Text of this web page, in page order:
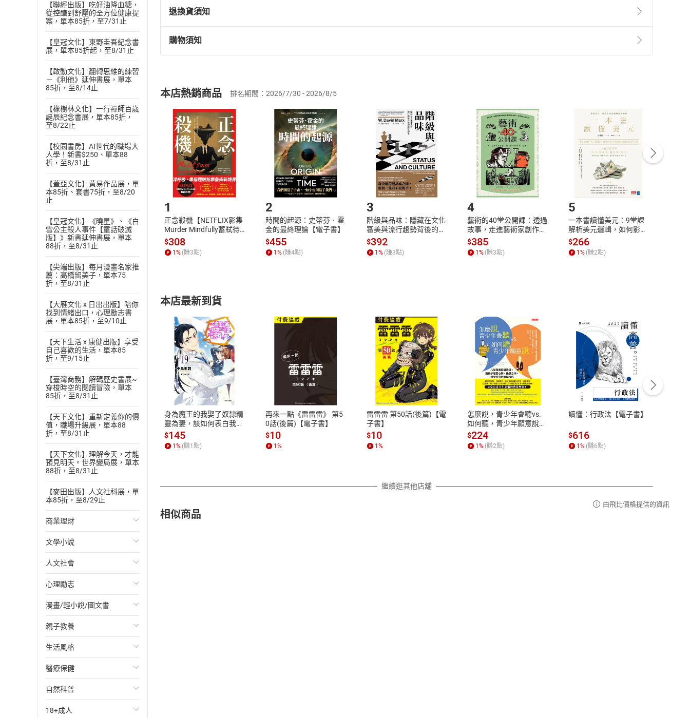
【聯經出版】吃好油降血糖，
從控醣到舒壓的全方位健康提
案，單本85折，至7/31止
【皇冠文化】東野圭吾紀念書
展，單本85折起，至8/31止
【啟動文化】翻轉思維的練習
－《利他》延伸書展，單本
85折，至8/14止
【橡樹林文化】一行禪師百歲
誕辰紀念書展，單本85折，
至8/22止
【校園書房】AI世代的職場大
人學！新書$250、單本88
折，至8/31止
【蓋亞文化】黃易作品展，單
本85折、套書75折，至8/20
止
【皇冠文化】《曉星》、《白
雪公主殺人事件【童話破滅
版】》新書延伸書展，單本
88折，至8/31止
【尖端出版】每月漫畫名家推
薦：高橋留美子，單本75
折，至8/31止
【大雁文化 x 日出出版】陪你
找到情緒出口，心理勵志書
展，單本85折，至9/10止
【天下生活 x 康健出版】享受
自己喜歡的生活，單本85
折，至9/15止
【臺灣商務】解碼歷史書展~
穿梭時空的閱讀冒險，單本
85折，至8/31止
【天下文化】重新定義你的價
值，職場升級展，單本88
折，至8/31止
【天下文化】理解今天，才能
預見明天。世界變局展，單本
88折，至8/31止
【麥田出版】人文社科展，單
本85折，至8/29止
商業理財
投資理財
經濟/趨勢
財務/金融
管理/領導
職場工作術
成功法
行銷/廣告
傳記
商務/商學
文學小說
歐美文學
日本文學
韓國文學
華文文學
經典文學
成長/家庭生活小說
懸疑/推理小說
科幻/奇幻小說
人文社會
國際關係
政治
社會科學
台灣/中國歷史
日/韓歷史
其他歷史/史學
法律
心理勵志
心靈成長/情緒
人際關係
兩性關係
心理學
漫畫/輕小說/圖文書
輕小說
奇幻/科幻
愛情故事
職場/社會寫實
懸疑/推理
親子教養
教育現場
兒童文學/故事
兒童科普/學習
育兒百科
生活風格
飲食/食譜
健身/美顏
運動/遊戲
醫療保健
健康/養生
常見疾病
自然科普
生物科學
18+成人
退換貨須知
退換貨規定：
(一)依消費者保護法第19條第1項後段暨通訊交易解除權合理例外情事適用準則第2條第5款之規定，「非以有形媒介提供之數位
(二)消費者訂購本店鋪之商品即代表知悉本店鋪所銷售之商品為電子書，屬非以有形媒介提供之數位內容，消費者同意若訂購後
且已下載/存取電子書，不得請求退貨退款。
退貨方式：您欲取消訂單或辦理退貨時，請登入樂天市場，並於「我的訂單」中點選「瀏覽訂單明細」
「申請取消訂單/ 退
貨」，本店鋪將依您的申請進行審核，待審核通過後將為您辦理退款事宜。
請注意，樂天市場須以整筆訂單為單位進行取消/退貨，恕無法以單支商品取消/退貨。
購物須知
挑選商品
Choose
放入購物車
Shopping cart
登入帳號
Login
付款方式
Payment
完成訂單
Complete
購書後，如何開始使用？
Step1.選擇閱讀載具 Step2.登入帳號，下載書籍後看書
付款方式
ATM轉帳、信用卡、LINE PAY、AFTEE
退換貨規範
本店是否提供消費者保護法七日猶豫期
之權利，遽消費者保護法及通訊交易解
除權合理例外情事適用準則，依商品性
質各有不同規定。詳細退換貨說明請參
照各商品說明。
客服資訊
服務時間：週一到週五 10:00-12:00、
13:00-17:00 (國定假日及例假日休息)
客服電話：0080-1857077
本店熱銷商品 排名期間：2026/7/30 - 2026/8/5
1
正念殺機【NETFLIX影集
Murder Mindfully蓄弒待
發】【電子書】
$308
1% (賺3點)
2
時間的起源：史蒂芬．霍
金的最終理論【電子書】
$455
1% (賺4點)
3
階級與品味：隱藏在文化
審美與流行趨勢背後的地
位渴望【電子書】
$392
1% (賺3點)
4
藝術的40堂公開課：透過
故事，走進藝術家創作現
場，看藝術如何誕生、如
何形塑人類生活【電子
書】
$385
1% (賺3點)
5
一本書讀懂美元：9堂課
解析美元邏輯，如何影響
全球經濟和每個人的投資
【電子書】
$266
1% (賺2點)
本店最新到貨
身為魔王的我娶了奴隸精
靈為妻，該如何表白我的
愛？(19)【電子書】
$145
1 % (賺1 點)
再來一點《雷雷雷》 第5
0話(後篇)【電子書】
$10
1 %
雷雷雷 第50話(後篇)【電
子書】
$10
1 %
怎麼說，青少年會聽vs.
如何聽，青少年願意說
【電子書】
$224
1% (賺2點)
讀懂：行政法【電子書】
$616
1% (賺6點)
繼續逛其他店舖
相似商品
由飛比價格提供的資訊